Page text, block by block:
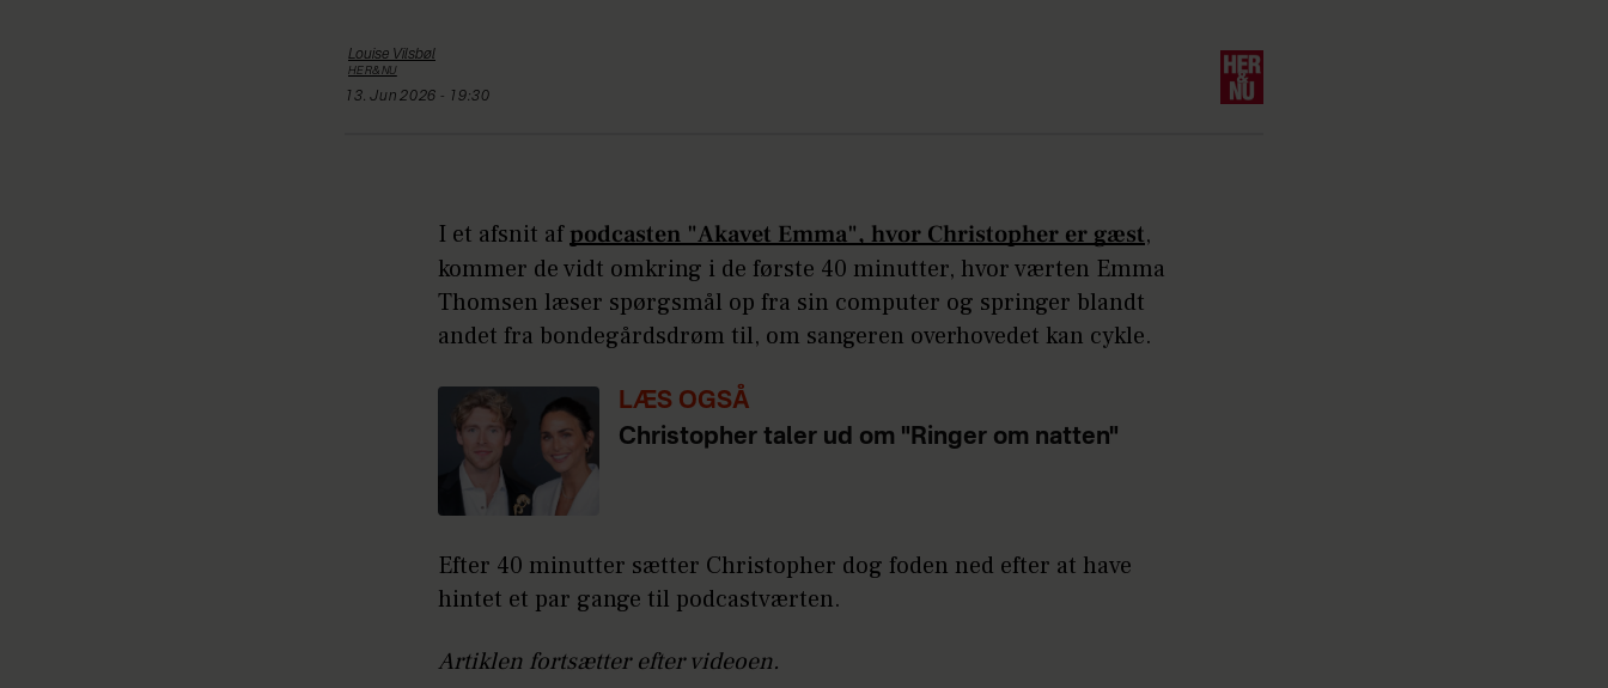
Louise Vilsbøl
HER&NU
13. Jun 2026 - 19:30
I et afsnit afpodcasten "Akavet Emma", hvor Christopher er gæst,
kommer de vidt omkring i de første 40 minutter, hvor værten Emma
Thomsen læser spørgsmål op fra sin computer og springer blandt
andet fra bondegårdsdrøm til, om sangeren overhovedet kan cykle.
LÆS OGSÅ
Christopher taler ud om "Ringer om natten"
Efter 40 minutter sætter Christopher dog foden ned efter at have
hintet et par gange til podcastværten.
Artiklen fortsætter efter videoen.